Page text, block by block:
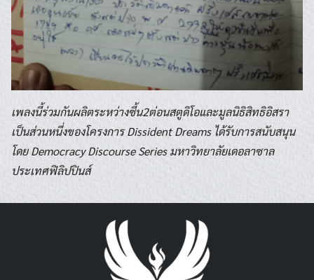
เพลงนี้ร่วมกันผลิตระหว่างซี้น2ต่อนสตูดิโอและมูลนิธิสิทธิอิสรา
เป็นส่วนหนึ่งของโครงการ Dissident Dreams ได้รับการสนับสนุน
โดย Democracy Discourse Series มหาวิทยาลัยเดอลาซาล
ประเทศฟิลิปปินส์